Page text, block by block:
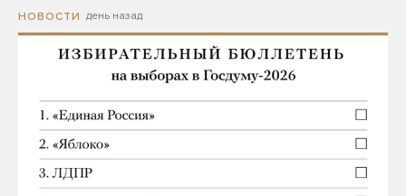
НОВОСТИ день назад